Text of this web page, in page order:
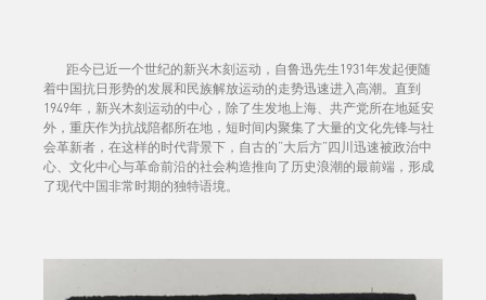
距今已近一个世纪的新兴木刻运动，自鲁迅先生1931年发起便随
着中国抗日形势的发展和民族解放运动的走势迅速进入高潮。直到
1949年，新兴木刻运动的中心，除了生发地上海、共产党所在地延安
外，重庆作为抗战陪都所在地，短时间内聚集了大量的文化先锋与社
会革新者，在这样的时代背景下，自古的“大后方”四川迅速被政治中
心、文化中心与革命前沿的社会构造推向了历史浪潮的最前端，形成
了现代中国非常时期的独特语境。